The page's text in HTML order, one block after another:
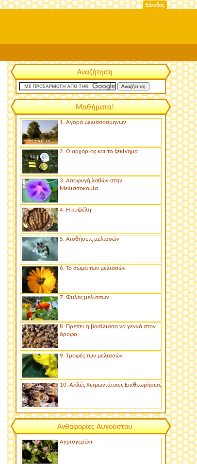
Είσοδος
Αναζήτηση
Μαθήματα!
1. Αγορά μελισσοσμηνών
2. Ο αρχάριος και το ξεκίνημα
3. Αποφυγή λαθών στην
Μελισσοκομία
4. Η κυψέλη
5. Αισθήσεις μελισσών
6. Το σώμα των μελισσών
7. Φυλές μελισσών
8. Πρέπει η βασίλισσα να γεννά στον
όροφο;
9. Τροφές των μελισσών
10. Απλές Χειμωνιάτικες Επιθεωρήσεις
Ανθοφορίες Αυγούστου
Αγριογεράνι